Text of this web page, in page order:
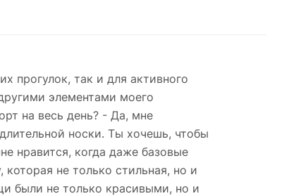
прогулок, так и для активного
элементами моего
на весь день? - Да, мне
носки. Ты хочешь, чтобы
нравится, когда даже базовые
не только стильная, но и
были не только красивыми, но и